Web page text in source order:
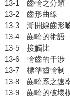
13-1 齒輪之分類
13-2 齒形曲線
13-3 漸開線齒形
13-4 齒輪的術語
13-5 接觸比
13-6 輪齒的干涉
13-7 標準齒輪制
13-8 齒輪系之速
13-9 齒輪的破壞